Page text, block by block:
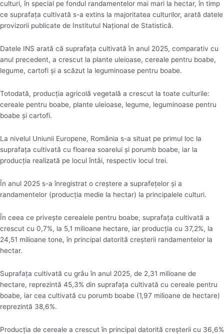
culturi, în special pe fondul randamentelor mai mari la hectar, în timp
ce suprafaţa cultivată s-a extins la majoritatea culturilor, arată datele
provizorii publicate de Institutul Naţional de Statistică.
Datele INS arată că suprafaţa cultivată în anul 2025, comparativ cu
anul precedent, a crescut la plante uleioase, cereale pentru boabe,
legume, cartofi şi a scăzut la leguminoase pentru boabe.
Totodată, producţia agricolă vegetală a crescut la toate culturile:
cereale pentru boabe, plante uleioase, legume, leguminoase pentru
boabe şi cartofi.
La nivelul Uniunii Europene, România s-a situat pe primul loc la
suprafaţa cultivată cu floarea soarelui şi porumb boabe, iar la
producţia realizată pe locul întâi, respectiv locul trei.
În anul 2025 s-a înregistrat o creştere a suprafeţelor şi a
randamentelor (producţia medie la hectar) la principalele culturi.
În ceea ce priveşte cerealele pentru boabe, suprafaţa cultivată a
crescut cu 0,7%, la 5,1 milioane hectare, iar producţia cu 37,2%, la
24,51 milioane tone, în principal datorită creşterii randamentelor la
hectar.
Suprafaţa cultivată cu grâu în anul 2025, de 2,31 milioane de
hectare, reprezintă 45,3% din suprafaţa cultivată cu cereale pentru
boabe, iar cea cultivată cu porumb boabe (1,97 milioane de hectare)
reprezintă 38,6%.
Producţia de cereale a crescut în principal datorită creşterii cu 36,6%